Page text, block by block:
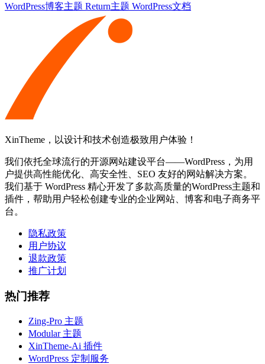
WordPress博客主题 Return主题 WordPress文档
XinTheme，以设计和技术创造极致用户体验！
我们依托全球流行的开源网站建设平台——WordPress，为用
户提供高性能优化、高安全性、SEO 友好的网站解决方案。
我们基于 WordPress 精心开发了多款高质量的WordPress主题和
插件，帮助用户轻松创建专业的企业网站、博客和电子商务平
台。
隐私政策
用户协议
退款政策
推广计划
热门推荐
Zing-Pro 主题
Modular 主题
XinTheme-Ai 插件
WordPress 定制服务